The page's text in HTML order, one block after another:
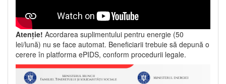
Atenție! Acordarea suplimentului pentru energie (50
lei/lună) nu se face automat. Beneficiarii trebuie să depună o
cerere în platforma ePIDS, conform procedurii legale.